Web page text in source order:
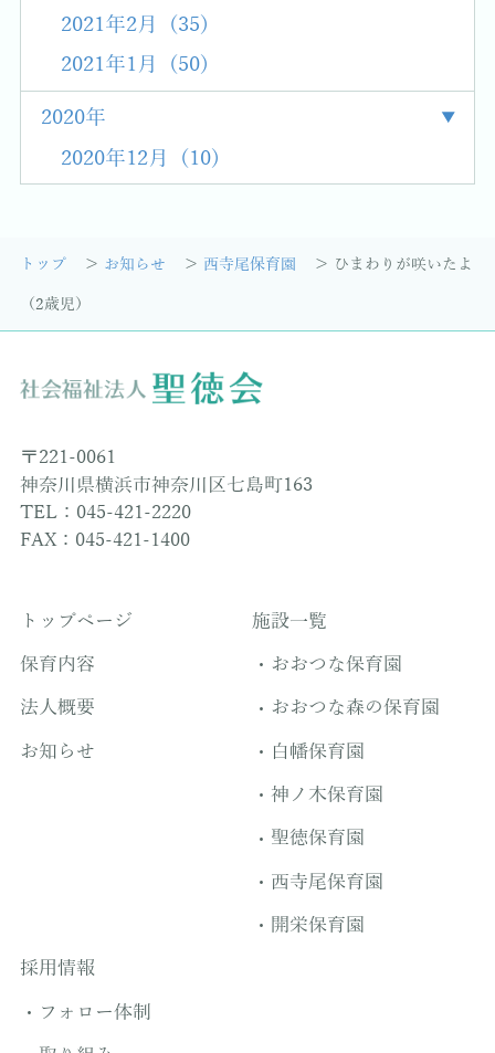
2021年2月 (35)
2021年1月 (50)
2020年
2020年12月 (10)
トップ お知らせ 西寺尾保育園 ひまわりが咲いたよ
（2歳児）
〒221-0061
神奈川県横浜市神奈川区七島町163
TEL：045-421-2220
FAX：045-421-1400
トップページ
保育内容
法人概要
お知らせ
施設一覧
おおつな保育園
おおつな森の保育園
白幡保育園
神ノ木保育園
聖徳保育園
西寺尾保育園
開栄保育園
採用情報
フォロー体制